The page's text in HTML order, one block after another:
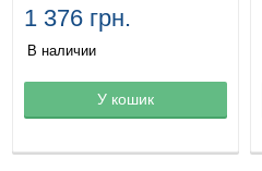
Товар в корзине
1 376 грн.
В наличии
У кошик